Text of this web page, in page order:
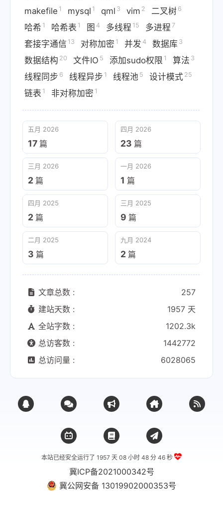
makefile 1 mysql 1 qml 3 vim 2 二叉树 6
哈希 1 哈希表 1 图 4 多线程 15 多进程 7
套接字通信 13 对称加密 1 并发 4 数据库 3
数据结构 20 文件IO 5 添加sudo权限 1 算法 3
线程同步 6 线程异步 1 线程池 5 设计模式 25
链表 1 非对称加密 1
五月 2026
17 篇
四月 2026
23 篇
三月 2026
2 篇
一月 2026
1 篇
四月 2025
2 篇
三月 2025
9 篇
二月 2025
3 篇
九月 2024
2 篇
文章总数 :
257
建站天数 :
1957 天
全站字数 :
1202.3k
总访客数 :
1442772
总访问量 :
6028065
本站已经安全运行了 1957 天08 小时 48 分 46 秒
冀ICP备2021000342号
冀公网安备 13019902000353号